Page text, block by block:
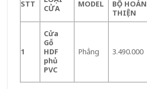
STT
CỬA
MODEL
BỘ HOÀN
THIỆN
1
Cửa
Gỗ
HDF
phủ
PVC
Phẳng 3.490.000